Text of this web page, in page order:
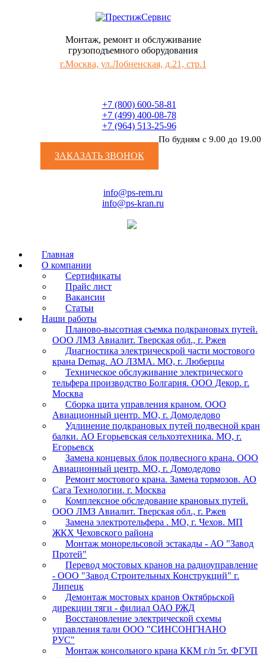
Монтаж, ремонт и обслуживание
грузоподъемного оборудования
г.Москва, ул.Лобненская, д.21, стр.1
+7 (800) 600-58-81
+7 (499) 400-08-78
+7 (964) 513-25-96
По будням с 9.00 до 19.00
ЗАКАЗАТЬ ЗВОНОК
info@ps-rem.ru
info@ps-kran.ru
Главная
О компании
Сертификаты
Прайс лист
Вакансии
Статьи
Наши работы
Планово-высотная съемка подкрановых путей.
ООО ЛМЗ Авиалит. Тверская обл., г. Ржев
Диагностика электрическрой части мостового
крана Demag. АО ЛЗМА. МО, г. Люберцы
Техническое обслуживание электрического
тельфера производство Болгария. ООО Декор. г.
Москва
Сборка щита управления краном. ООО
Авиационный центр. МО, г. Домодедово
Удлинение подкрановых путей подвесной кран
балки. АО Егорьевская сельхозтехника. МО, г.
Егорьевск
Замена концевых блок подвесного крана. ООО
Авиационный центр. МО, г. Домодедово
Ремонт мостового крана. Замена тормозов. АО
Сага Технологии. г. Москва
Комплексное обследование крановых путей.
ООО ЛМЗ Авиалит. Тверская обл., г. Ржев
Замена электротельфера . МО, г. Чехов. МП
ЖКХ Чеховского района
Монтаж монорельсовой эстакады - АО "Завод
Протей"
Перевод мостовых кранов на радиоуправление
- ООО "Завод Строительных Конструкций" г.
Липецк
Демонтаж мостовых кранов Октябрьской
дирекции тяги - филиал ОАО РЖД
Восстановление электрической схемы
управления тали ООО "СИНСОНГНАНО
РУС"
Монтаж консольного крана ККМ г/п 5т. ФГУП